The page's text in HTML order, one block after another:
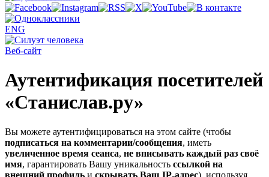
ENG
Веб-сайт
Аутентификация посетителей
«Станислав.ру»
Вы можете аутентифицироваться на этом сайте (чтобы
подписаться на комментарии/сообщения, иметь
увеличенное время сеанса, не вписывать каждый раз своё
имя, гарантировать Вашу уникальность ссылкой на
внешний профиль и скрывать Ваш IP-адрес), используя